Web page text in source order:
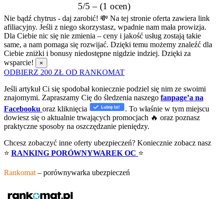
5/5 – (1 ocen)
Nie bądź chytrus - daj zarobić! 💸 Na tej stronie oferta zawiera link
afiliacyjny. Jeśli z niego skorzystasz, wpadnie nam mała prowizja.
Dla Ciebie nic się nie zmienia – ceny i jakość usług zostają takie
same, a nam pomaga się rozwijać. Dzięki temu możemy znaleźć dla
Ciebie zniżki i bonusy niedostępne nigdzie indziej. Dzięki za
wsparcie!
×
ODBIERZ 200 ZŁ OD RANKOMAT
Jeśli artykuł Ci się spodobał koniecznie podziel się nim ze swoimi
znajomymi. Zapraszamy Cię do śledzenia naszego fanpage’a na
Facebooku oraz kliknięcia
. To właśnie w tym miejscu
dowiesz się o aktualnie trwających promocjach 🔥 oraz poznasz
praktyczne sposoby na oszczędzanie pieniędzy.
Chcesz zobaczyć inne oferty ubezpieczeń? Koniecznie zobacz nasz
⭐ RANKING PORÓWNYWAREK OC ⭐
Rankomat – porównywarka ubezpieczeń